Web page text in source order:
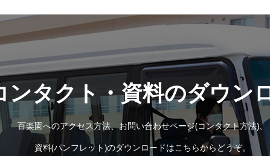
タクト・資料のダウン
百楽園へのアクセス方法、お問い合わせページ(コンタクト方法)、
資料(パンフレット)のダウンロードはこちらからどうぞ。